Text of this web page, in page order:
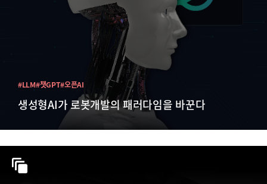
생성형AI가 로봇개발의 패러다임을 바꾼다
#LLM#챗GPT#오픈AI